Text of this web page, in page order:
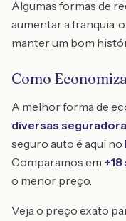
Algumas formas de
aumentar a franquia,
manter um bom
Como
A melhor forma de
diversas
seguro auto é aqui no
Comparamos em
o menor preço.
Veja o preço exato